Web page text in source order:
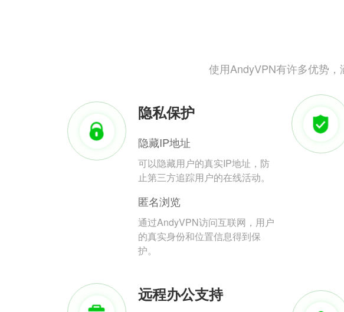
使用AndyVPN有许多优势
隐私保护
隐藏IP地址
可以隐藏用户的真实IP地址，防
止第三方追踪用户的在线活动。
匿名浏览
通过AndyVPN访问互联网，用户
的真实身份和位置信息得到保
护。
远程办公支持